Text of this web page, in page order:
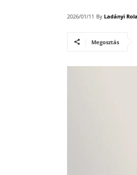
2026/01/11 By Ladányi
Megosztás